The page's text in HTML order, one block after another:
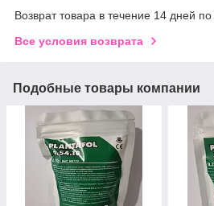
Возврат товара в течение 14 дней
Все условия возврата
Подобные товары компании